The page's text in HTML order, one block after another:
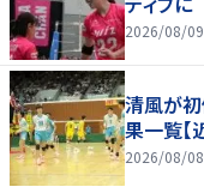
2026/08/
清風が
果一覧【
2026/08/08